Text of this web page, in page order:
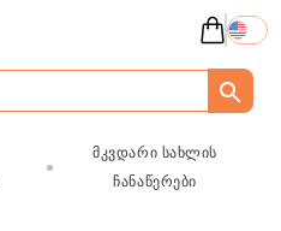
მკვდარი სახლის
ჩანაწერები